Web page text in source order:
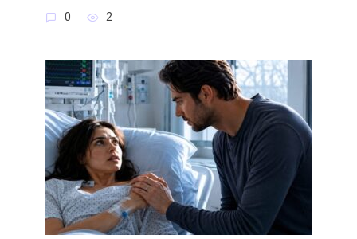
0 2